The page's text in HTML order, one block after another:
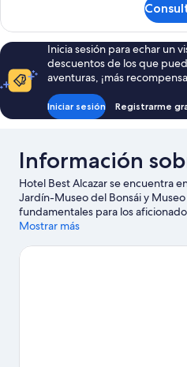
ADULTS
2
CHILDREN
2
BEDROOMS
3
ADULTS
+
CHILDREN
Inicia sesión para echar un
descuentos de los que
aventuras, ¡más
Iniciar sesión Registrarme
Información
Hotel Best Alcazar se encuentra
Jardín-Museo del Bonsái y
fundamentales para los
donde también puedes acercarte
¿Viajas con niños? Si es así,
Mostrar más